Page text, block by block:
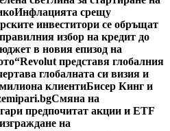
Инфлацията срещу
инвеститори се обръщат
избор на кредит до
в новия епизод на
Revolut представя глобалния
глобалната си визия и
клиентиБисер Кинг и
Смяна на
предпочитат акции и ETF
на